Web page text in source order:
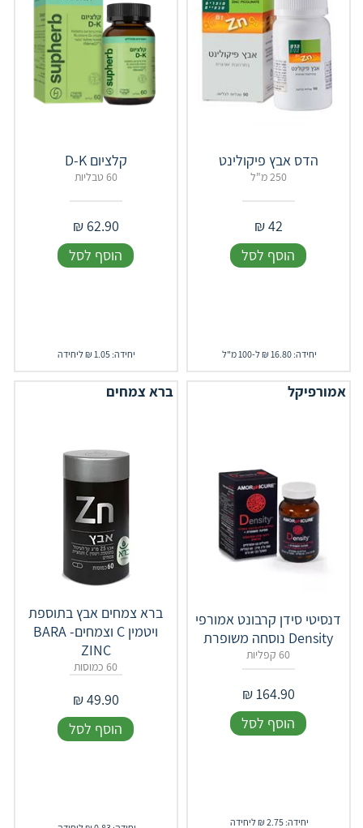
הדס אבץ פיקולינט
250 מ"ל
42
₪
הוסף לסל
יחידה: 16.80 ₪ ל-100 מ"ל
קלציום D-K
60 טבליות
62.90
₪
הוסף לסל
יחידה: 1.05 ₪ ליחידה
אמורפיקל
דנסיטי סידן קרבונט אמורפי
Density נוסחה משופרת
60 קפליות
164.90
₪
הוסף לסל
יחידה: 2.75 ₪ ליחידה
ברא צמחים
ברא צמחים אבץ בתוספת
ויטמין C וצמחים- BARA
ZINC
60 כמוסות
49.90
₪
הוסף לסל